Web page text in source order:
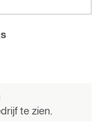
te zien.